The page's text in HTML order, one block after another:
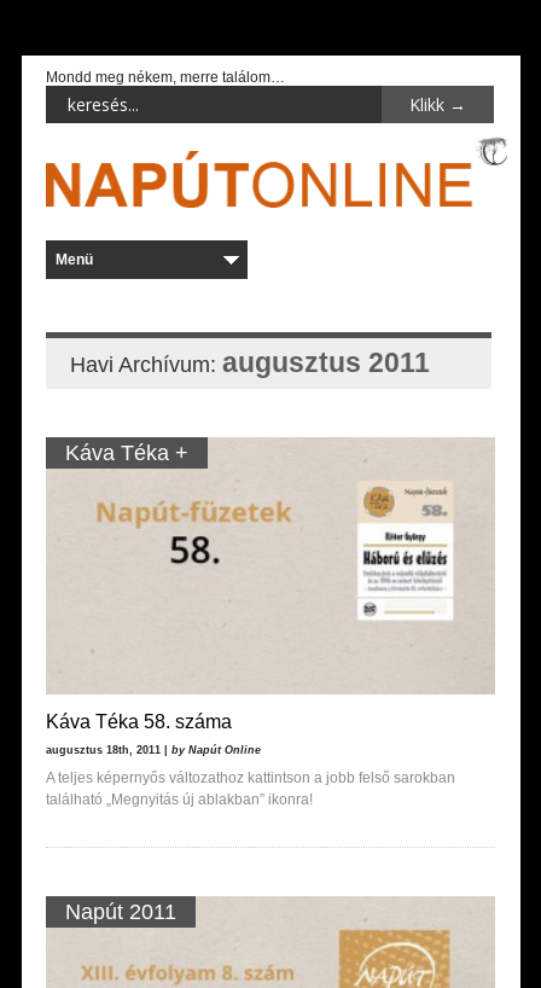
Mondd meg nékem, merre találom…
Havi Archívum: augusztus 2011
Káva Téka +
Káva Téka 58. száma
augusztus 18th, 2011 | by Napút Online
A teljes képernyős változathoz kattintson a jobb felső sarokban
található „Megnyitás új ablakban” ikonra!
Napút 2011